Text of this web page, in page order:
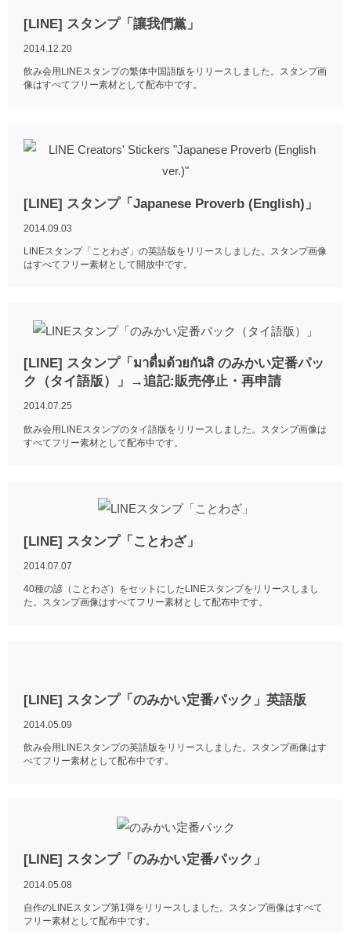
[LINE] スタンプ「讓我們黨」
2014.12.20
飲み会用LINEスタンプの繁体中国語版をリリースしました。スタンプ画
像はすべてフリー素材として配布中です。
[LINE] スタンプ「Japanese Proverb (English)」
2014.09.03
LINEスタンプ「ことわざ」の英語版をリリースしました。スタンプ画像
はすべてフリー素材として開放中です。
[LINE] スタンプ「มาดื่มด้วยกันสิ のみかい定番パッ
ク（タイ語版）」→追記:販売停止・再申請
2014.07.25
飲み会用LINEスタンプのタイ語版をリリースしました。スタンプ画像は
すべてフリー素材として配布中です。
[LINE] スタンプ「ことわざ」
2014.07.07
40種の諺（ことわざ）をセットにしたLINEスタンプをリリースしまし
た。スタンプ画像はすべてフリー素材として配布中です。
[LINE] スタンプ「のみかい定番パック」英語版
2014.05.09
飲み会用LINEスタンプの英語版をリリースしました。スタンプ画像はす
べてフリー素材として配布中です。
[LINE] スタンプ「のみかい定番パック」
2014.05.08
自作のLINEスタンプ第1弾をリリースしました。スタンプ画像はすべて
フリー素材として配布中です。